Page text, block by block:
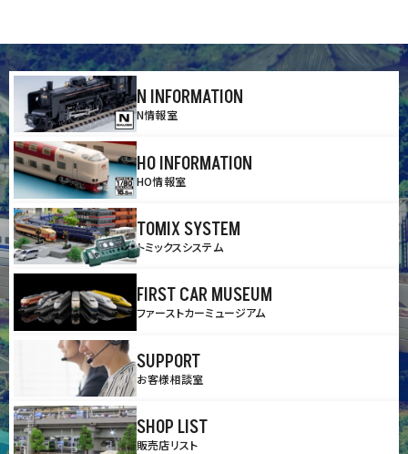
N INFORMATION
N情報室
HO INFORMATION
HO情報室
TOMIX SYSTEM
トミックスシステム
FIRST CAR MUSEUM
ファーストカーミュージアム
SUPPORT
お客様相談室
SHOP LIST
販売店リスト